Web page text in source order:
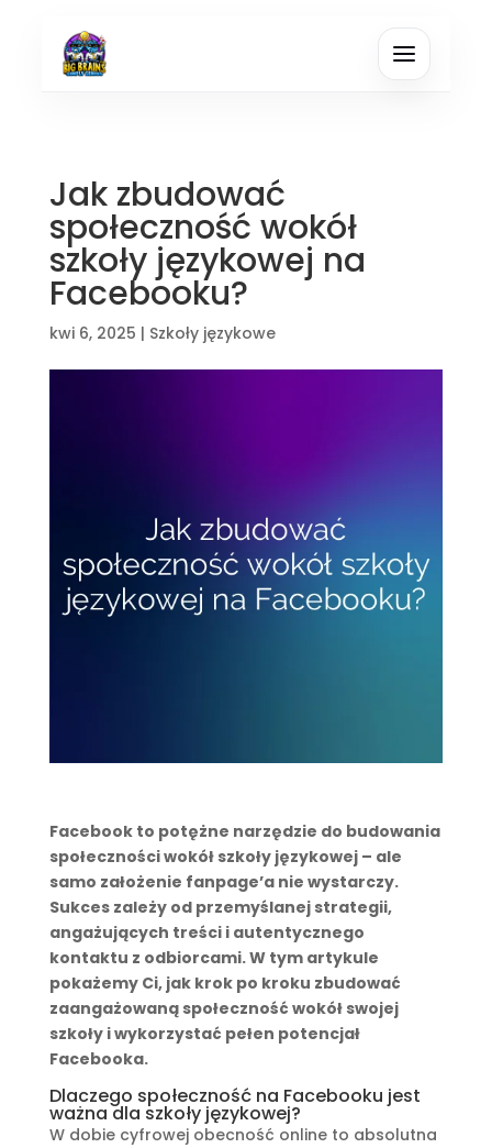
Jak zbudować
społeczność wokół
szkoły językowej na
Facebooku?
kwi 6, 2025 | Szkoły językowe
Facebook to potężne narzędzie do budowania
społeczności wokół szkoły językowej – ale
samo założenie fanpage’a nie wystarczy.
Sukces zależy od przemyślanej strategii,
angażujących treści i autentycznego
kontaktu z odbiorcami. W tym artykule
pokażemy Ci, jak krok po kroku zbudować
zaangażowaną społeczność wokół swojej
szkoły i wykorzystać pełen potencjał
Facebooka.
Dlaczego społeczność na Facebooku jest
ważna dla szkoły językowej?
W dobie cyfrowej obecność online to absolutna